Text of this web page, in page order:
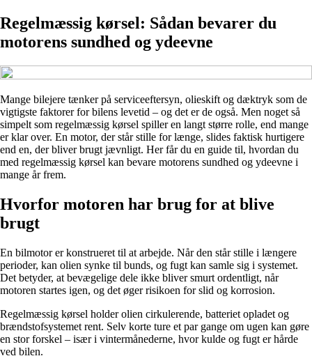
Regelmæssig kørsel: Sådan bevarer du
motorens sundhed og ydeevne
Mange bilejere tænker på serviceeftersyn, olieskift og dæktryk som de
vigtigste faktorer for bilens levetid – og det er de også. Men noget så
simpelt som regelmæssig kørsel spiller en langt større rolle, end mange
er klar over. En motor, der står stille for længe, slides faktisk hurtigere
end en, der bliver brugt jævnligt. Her får du en guide til, hvordan du
med regelmæssig kørsel kan bevare motorens sundhed og ydeevne i
mange år frem.
Hvorfor motoren har brug for at blive
brugt
En bilmotor er konstrueret til at arbejde. Når den står stille i længere
perioder, kan olien synke til bunds, og fugt kan samle sig i systemet.
Det betyder, at bevægelige dele ikke bliver smurt ordentligt, når
motoren startes igen, og det øger risikoen for slid og korrosion.
Regelmæssig kørsel holder olien cirkulerende, batteriet opladet og
brændstofsystemet rent. Selv korte ture et par gange om ugen kan gøre
en stor forskel – især i vintermånederne, hvor kulde og fugt er hårde
ved bilen.